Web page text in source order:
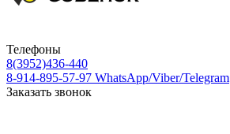
Телефоны
8(3952)436-440
8-914-895-57-97 WhatsApp/Viber/Telegram
Заказать звонок